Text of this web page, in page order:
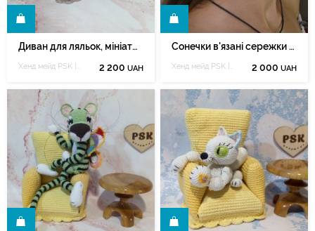
Диван для ляльок, мініатюрна софа, м'які меблі для іграшок
Хенд мейд PSK | Полёт сердцекрыльца 2 200 UAH
КУПИТИ
Сонечки в'язані сережки хенд мейд. Сережки сонця смайлики
Хенд мейд PSK | Полёт сердцекрыльца 2 000 UAH
КУПИТИ